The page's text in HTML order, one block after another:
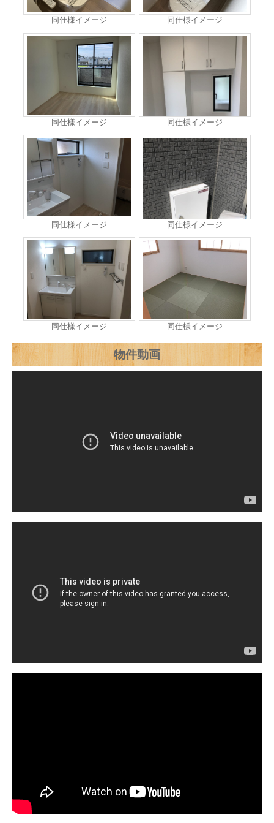
同仕様イメージ 同仕様イメージ
同仕様イメージ 同仕様イメージ
同仕様イメージ 同仕様イメージ
同仕様イメージ 同仕様イメージ
物件動画